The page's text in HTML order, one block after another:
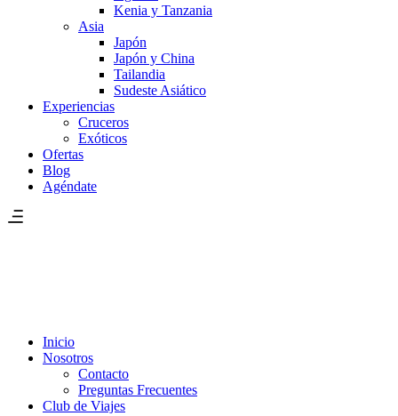
Kenia y Tanzania
Asia
Japón
Japón y China
Tailandia
Sudeste Asiático
Experiencias
Cruceros
Exóticos
Ofertas
Blog
Agéndate
Inicio
Nosotros
Contacto
Preguntas Frecuentes
Club de Viajes